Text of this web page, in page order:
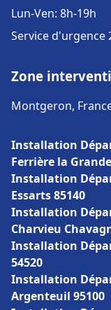
Lun-Ven: 8h-19h
Service d'urgence
Zone
Montgeron,
Installation
Ferrière la
Installation
Essarts 85140
Installation
Charvieu
Installation
54520
Installation
Argenteuil 95100